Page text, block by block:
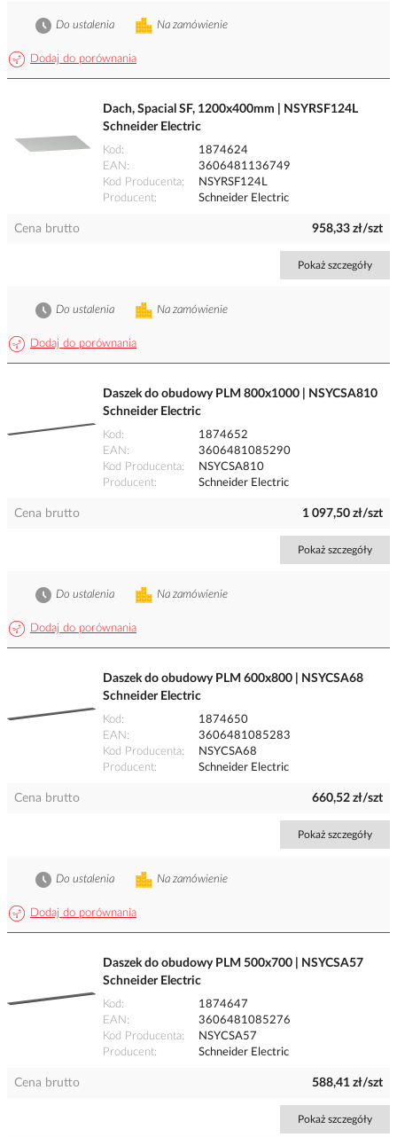
Dodaj do porównania
Na zamówienie
Do ustalenia
Dach, Spacial SF, 1200x400mm | NSYRSF124L
Schneider Electric
Kod
1874624
EAN
3606481136749
Kod Producenta
NSYRSF124L
Producent
Schneider Electric
Cena brutto 958,33 zł/szt
Pokaż szczegóły
Dodaj do porównania
Na zamówienie
Do ustalenia
Daszek do obudowy PLM 800x1000 | NSYCSA810
Schneider Electric
Kod
1874652
EAN
3606481085290
Kod Producenta
NSYCSA810
Producent
Schneider Electric
Cena brutto 1 097,50 zł/szt
Pokaż szczegóły
Dodaj do porównania
Na zamówienie
Do ustalenia
Daszek do obudowy PLM 600x800 | NSYCSA68
Schneider Electric
Kod
1874650
EAN
3606481085283
Kod Producenta
NSYCSA68
Producent
Schneider Electric
Cena brutto 660,52 zł/szt
Pokaż szczegóły
Dodaj do porównania
Na zamówienie
Do ustalenia
Daszek do obudowy PLM 500x700 | NSYCSA57
Schneider Electric
Kod
1874647
EAN
3606481085276
Kod Producenta
NSYCSA57
Producent
Schneider Electric
Cena brutto 588,41 zł/szt
Pokaż szczegóły